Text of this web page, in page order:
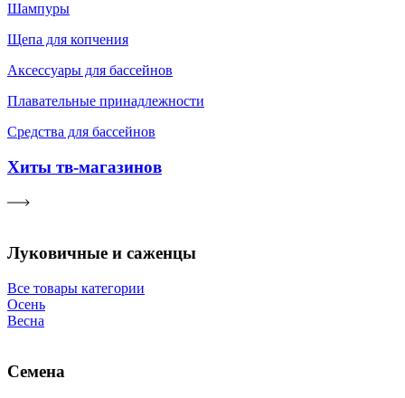
Шампуры
Щепа для копчения
Аксессуары для бассейнов
Плавательные принадлежности
Средства для бассейнов
Хиты тв-магазинов
Луковичные и саженцы
Все товары категории
Осень
Весна
Семена